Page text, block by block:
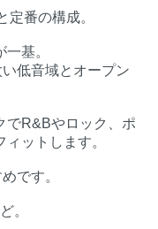
番の構成。
基。
低音域とオープン
でR&Bやロック、ポ
ットします。
です。
。